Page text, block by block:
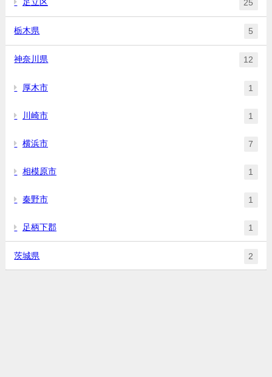
足立区 25
栃木県 5
神奈川県 12
厚木市 1
川崎市 1
横浜市 7
相模原市 1
秦野市 1
足柄下郡 1
茨城県 2